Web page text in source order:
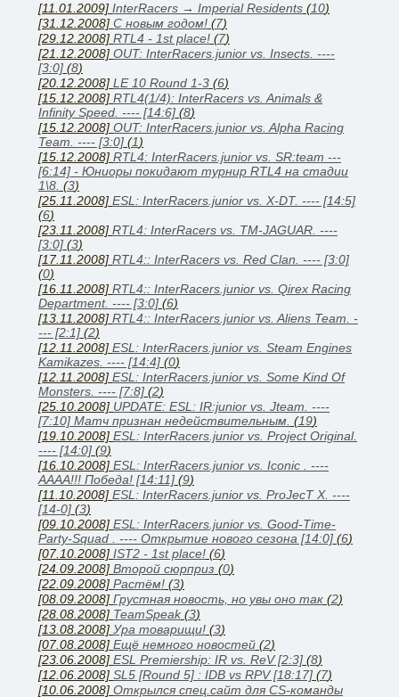
[11.01.2009] InterRacers → Imperial Residents (10)
[31.12.2008] C новым годом! (7)
[29.12.2008] RTL4 - 1st place! (7)
[21.12.2008] OUT: InterRacers.junior vs. Insects. ----
[3:0] (8)
[20.12.2008] LE 10 Round 1-3 (6)
[15.12.2008] RTL4(1/4): InterRacers vs. Animals &
Infinity Speed. ---- [14:6] (8)
[15.12.2008] OUT: InterRacers.junior vs. Alpha Racing
Team. ---- [3:0] (1)
[15.12.2008] RTL4: InterRacers.junior vs. SR:team ---
[6:14] - Юниоры покидают турнир RTL4 на стадии
1\8. (3)
[25.11.2008] ESL: InterRacers.junior vs. X-DT. ---- [14:5]
(6)
[23.11.2008] RTL4: InterRacers vs. TM-JAGUAR. ----
[3:0] (3)
[17.11.2008] RTL4:: InterRacers vs. Red Clan. ---- [3:0]
(0)
[16.11.2008] RTL4:: InterRacers.junior vs. Qirex Racing
Department. ---- [3:0] (6)
[13.11.2008] RTL4:: InterRacers.junior vs. Aliens Team. -
--- [2:1] (2)
[12.11.2008] ESL: InterRacers.junior vs. Steam Engines
Kamikazes. ---- [14:4] (0)
[12.11.2008] ESL: InterRacers.junior vs. Some Kind Of
Monsters. ---- [7:8] (2)
[25.10.2008] UPDATE: ESL: IR:junior vs. Jteam. ----
[7:10] Матч признан недействительным. (19)
[19.10.2008] ESL: InterRacers.junior vs. Project Original.
---- [14:0] (9)
[16.10.2008] ESL: InterRacers.junior vs. Iconic . ----
АААА!!! Победа! [14:11] (9)
[11.10.2008] ESL: InterRacers.junior vs. ProJecT X. ----
[14-0] (3)
[09.10.2008] ESL: InterRacers.junior vs. Good-Time-
Party-Squad . ---- Открытие нового сезона [14:0] (6)
[07.10.2008] IST2 - 1st place! (6)
[24.09.2008] Второй сюрприз (0)
[22.09.2008] Растём! (3)
[08.09.2008] Грустная новость, но увы оно так (2)
[28.08.2008] TeamSpeak(3)
[13.08.2008] Ура товарищи! (3)
[07.08.2008] Ещё немного новостей (2)
[23.06.2008] ESL Premiership: IR vs. ReV [2:3] (8)
[12.06.2008] SL5 [Round 5] : IDB vs RPV [18:17] (7)
[10.06.2008] Открылся спец.сайт для CS-команды